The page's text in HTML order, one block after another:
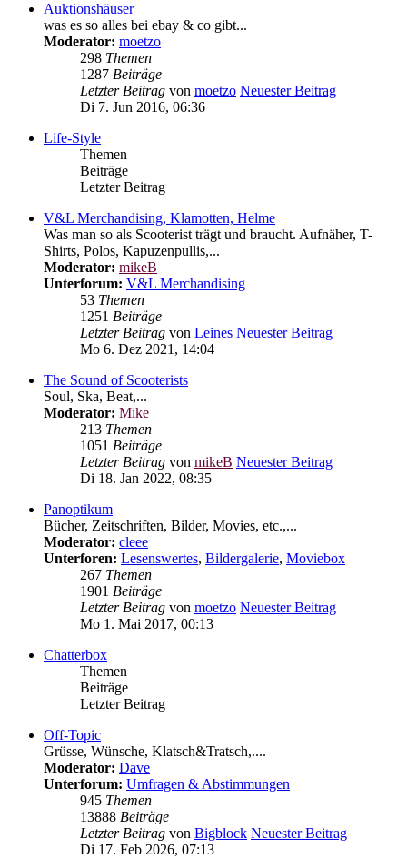
Auktionshäuser
was es so alles bei ebay & co gibt...
Moderator: moetzo
298 Themen
1287 Beiträge
Letzter Beitrag von moetzo Neuester Beitrag
Di 7. Jun 2016, 06:36
Life-Style
Themen
Beiträge
Letzter Beitrag
V&L Merchandising, Klamotten, Helme
Was man so als Scooterist trägt und braucht. Aufnäher, T-
Shirts, Polos, Kapuzenpullis,...
Moderator: mikeB
Unterforum: V&L Merchandising
53 Themen
1251 Beiträge
Letzter Beitrag von Leines Neuester Beitrag
Mo 6. Dez 2021, 14:04
The Sound of Scooterists
Soul, Ska, Beat,...
Moderator: Mike
213 Themen
1051 Beiträge
Letzter Beitrag von mikeB Neuester Beitrag
Di 18. Jan 2022, 08:35
Panoptikum
Bücher, Zeitschriften, Bilder, Movies, etc.,...
Moderator: cleee
Unterforen: Lesenswertes, Bildergalerie, Moviebox
267 Themen
1901 Beiträge
Letzter Beitrag von moetzo Neuester Beitrag
Mo 1. Mai 2017, 00:13
Chatterbox
Themen
Beiträge
Letzter Beitrag
Off-Topic
Grüsse, Wünsche, Klatsch&Tratsch,....
Moderator: Dave
Unterforum: Umfragen & Abstimmungen
945 Themen
13888 Beiträge
Letzter Beitrag von Bigblock Neuester Beitrag
Di 17. Feb 2026, 07:13